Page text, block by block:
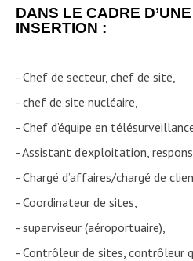
DANS LE CADRE
INSERTION :
- Chef de secteur, chef de site,
- chef de site nucléaire,
- Chef d’équipe en
- Assistant d’exploitation,
- Chargé d’affaires/chargé de
- Coordinateur de sites,
- superviseur (aéroportuaire),
- Contrôleur de sites, contrôleur